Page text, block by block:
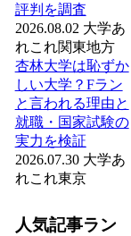
評判を調査
2026.08.02 大学あ
れこれ関東地方
杏林大学は恥ずか
しい大学？Fラン
と言われる理由と
就職・国家試験の
実力を検証
2026.07.30 大学あ
れこれ東京
人気記事ラン